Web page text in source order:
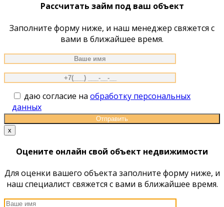
Рассчитать займ под ваш объект
Заполните форму ниже, и наш менеджер свяжется с
вами в ближайшее время.
даю согласие на обработку персональных
данных
x
Оцените онлайн свой объект недвижимости
Для оценки вашего объекта заполните форму ниже, и
наш специалист свяжется с вами в ближайшее время.